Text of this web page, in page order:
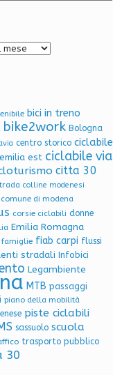
bici in treno
bike2work Bologna
centro storico ciclabile
est ciclabile via
citta 30
colline modenesi
comune di modena
corsie ciclabili donne
Emilia Romagna
famiglie fiab carpi flussi
stradali Infobici
Legambiente
MTB passaggi
piano della mobilità
piste ciclabili
sassuolo scuola
trasporto pubblico
30